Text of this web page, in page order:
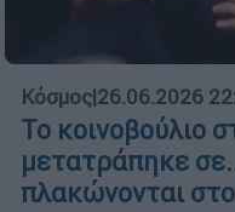
Κόσμος|26.06.2026
Το κοινοβούλιο
μετατράπηκε
πλακώνονται